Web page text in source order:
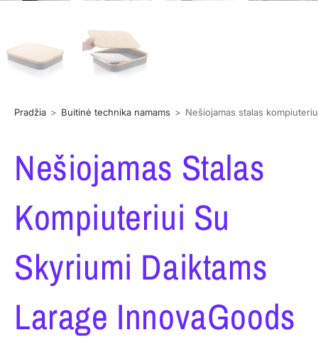
Pradžia > Buitinė technika namams > Nešiojamas stalas
Nešiojamas Stalas
Kompiuteriui Su
Skyriumi Daiktams
Larage InnovaGoods